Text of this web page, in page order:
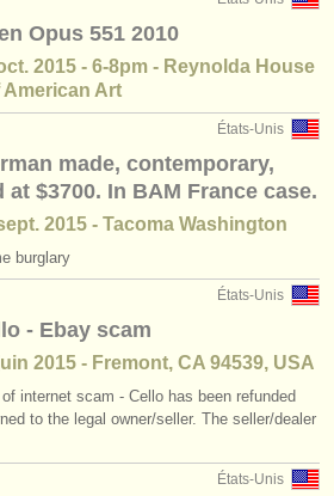
Opus 551 2010
2015 - 6-8pm - Reynolda House
American Art
États-Unis
made, contemporary,
at $3700. In BAM France case.
2015 - Tacoma Washington
burglary
États-Unis
- Ebay scam
2015 - Fremont, CA 94539, USA
internet scam - Cello has been refunded
to the legal owner/seller. The seller/dealer
États-Unis